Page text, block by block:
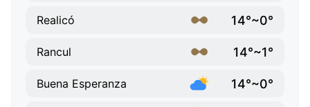
Realicó 14°~0°
Rancul 14°~1°
Buena Esperanza 14°~0°